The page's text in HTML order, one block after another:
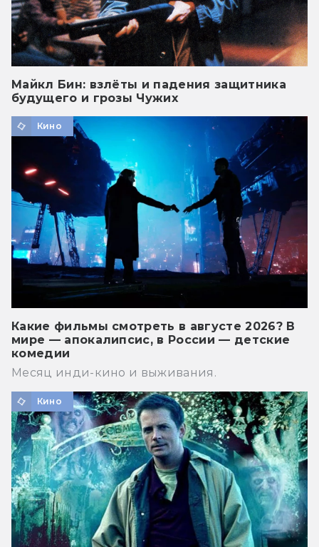
Майкл Бин: взлёты и падения защитника
будущего и грозы Чужих
Кино
Какие фильмы смотреть в августе 2026? В
мире — апокалипсис, в России — детские
комедии
Месяц инди-кино и выживания.
Кино